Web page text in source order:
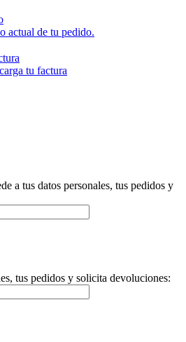
actual de tu pedido.
tu factura
a tus datos personales, tus pedidos y
tus pedidos y solicita devoluciones: